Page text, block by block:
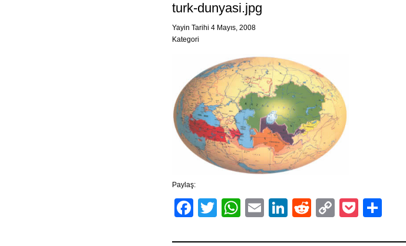
turk-dunyasi.jpg
Yayin Tarihi 4 Mayıs, 2008
Kategori
Paylaş:
Facebook
TwitterWhatsApp
EmailLinkedIn
RedditCopyPocket